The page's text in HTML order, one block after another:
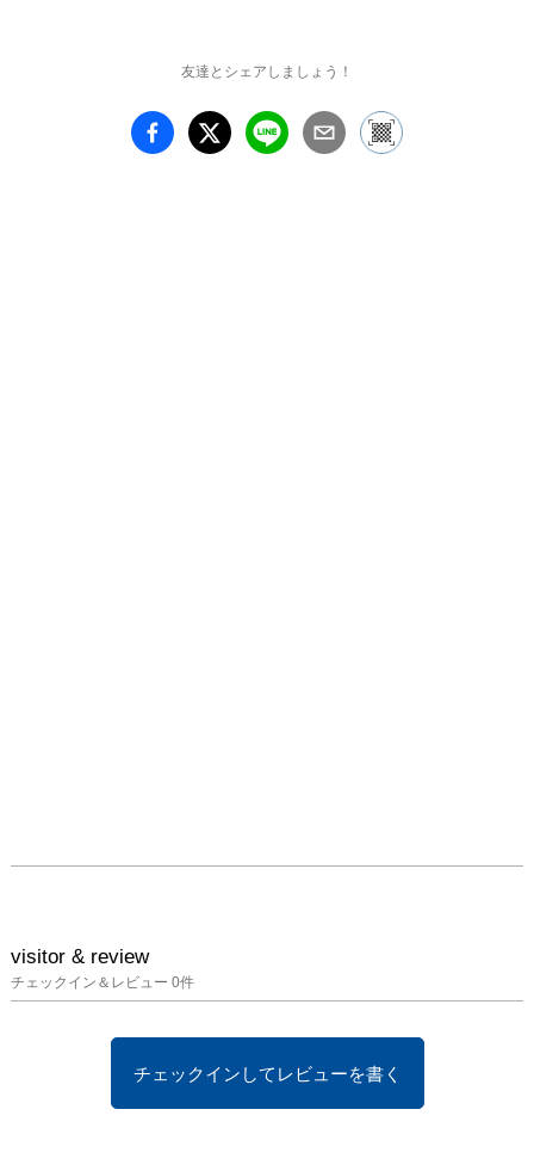
友達とシェアしましょう！
visitor & review
チェックイン＆レビュー 0件
チェックインしてレビューを書く